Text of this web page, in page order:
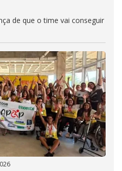
de que o time vai conseguir